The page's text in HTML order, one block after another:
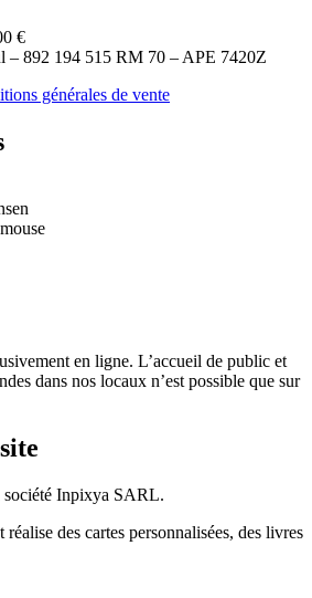
€
– 892 194 515 RM 70 – APE 7420Z
générales de vente
en ligne. L’accueil de public et
dans nos locaux n’est possible que sur
société Inpixya SARL.
des cartes personnalisées, des livres